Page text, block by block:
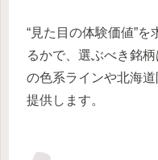
“見た目の体験価値”を
るかで、選ぶべき銘
の色系ラインや北海
提供します。